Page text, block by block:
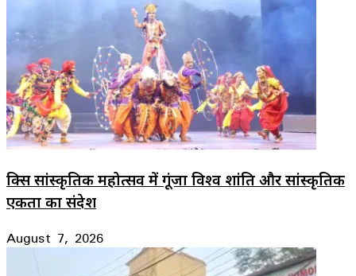
ब्रिक्स सांस्कृतिक महोत्सव में गूंजा विश्व शांति और सांस्कृतिक
एकता का संदेश
August 7, 2026